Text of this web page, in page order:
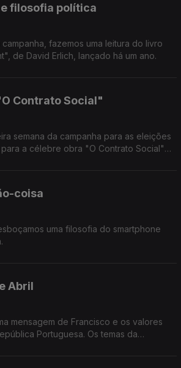
filosofia política
fazemos uma leitura do livro
de David Erlich, lançado há um ano.
Contrato Social"
semana da campanha para as eleições
a célebre obra "O Contrato Social",
coisa
uma filosofia do smartphone
Abril
mensagem de Francisco e os valores
Portuguesa. Os temas da